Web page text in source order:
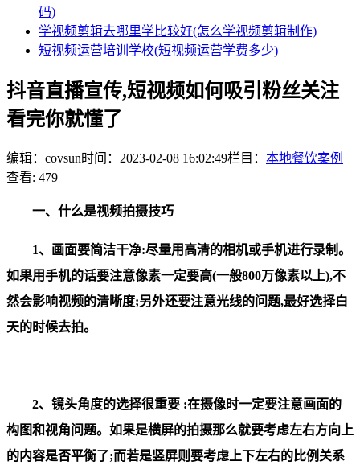
码)
学视频剪辑去哪里学比较好(怎么学视频剪辑制作)
短视频运营培训学校(短视频运营学费多少)
抖音直播宣传,短视频如何吸引粉丝关注
看完你就懂了
编辑：covsun时间：2023-02-08 16:02:49栏目： 本地餐饮案例
查看: 479
一、什么是视频拍摄技巧
1、画面要简洁干净:尽量用高清的相机或手机进行录制。
如果用手机的话要注意像素一定要高(一般800万像素以上),不
然会影响视频的清晰度;另外还要注意光线的问题,最好选择白
天的时候去拍。
2、镜头角度的选择很重要 :在摄像时一定要注意画面的
构图和视角问题。如果是横屏的拍摄那么就要考虑左右方向上
的内容是否平衡了;而若是竖屏则要考虑上下左右的比例关系